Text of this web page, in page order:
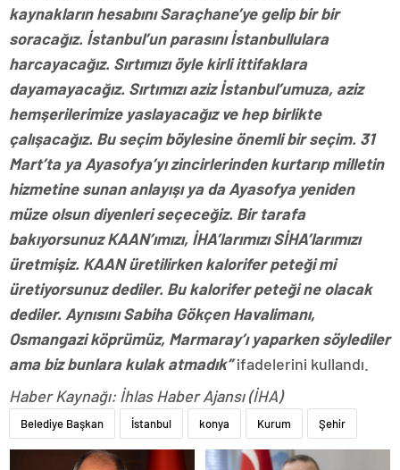
kaynakların hesabını Saraçhane’ye gelip bir bir
soracağız. İstanbul’un parasını İstanbullulara
harcayacağız. Sırtımızı öyle kirli ittifaklara
dayamayacağız. Sırtımızı aziz İstanbul’umuza, aziz
hemşerilerimize yaslayacağız ve hep birlikte
çalışacağız. Bu seçim böylesine önemli bir seçim. 31
Mart’ta ya Ayasofya’yı zincirlerinden kurtarıp milletin
hizmetine sunan anlayışı ya da Ayasofya yeniden
müze olsun diyenleri seçeceğiz. Bir tarafa
bakıyorsunuz KAAN’ımızı, İHA’larımızı SİHA’larımızı
üretmişiz. KAAN üretilirken kalorifer peteği mi
üretiyorsunuz dediler. Bu kalorifer peteği ne olacak
dediler. Aynısını Sabiha Gökçen Havalimanı,
Osmangazi köprümüz, Marmaray’ı yaparken söylediler
ama biz bunlara kulak atmadık”ifadelerini kullandı.
Haber Kaynağı: İhlas Haber Ajansı (İHA)
Belediye Başkan İstanbul konya Kurum Şehir